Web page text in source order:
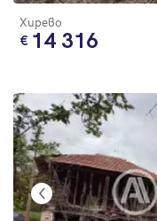
Хирево
14 316